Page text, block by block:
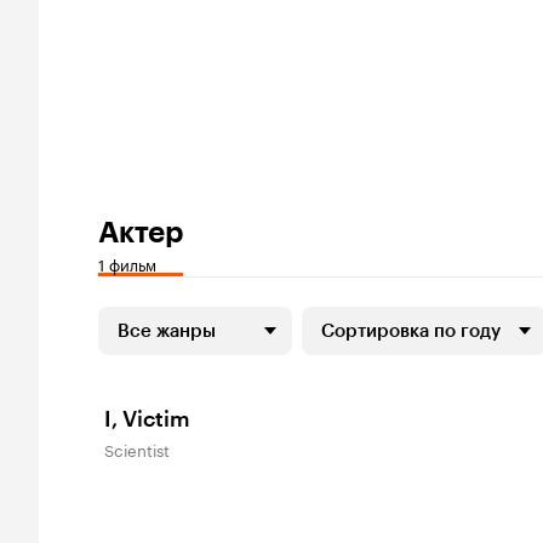
Актер
1 фильм
Все жанры Сортировка по году
I, Victim
Scientist